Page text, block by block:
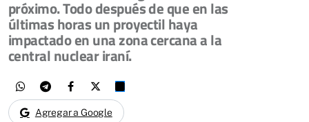
próximo. Todo después de que en las
últimas horas un proyectil haya
impactado en una zona cercana a la
central nuclear iraní.
Agregar a Google